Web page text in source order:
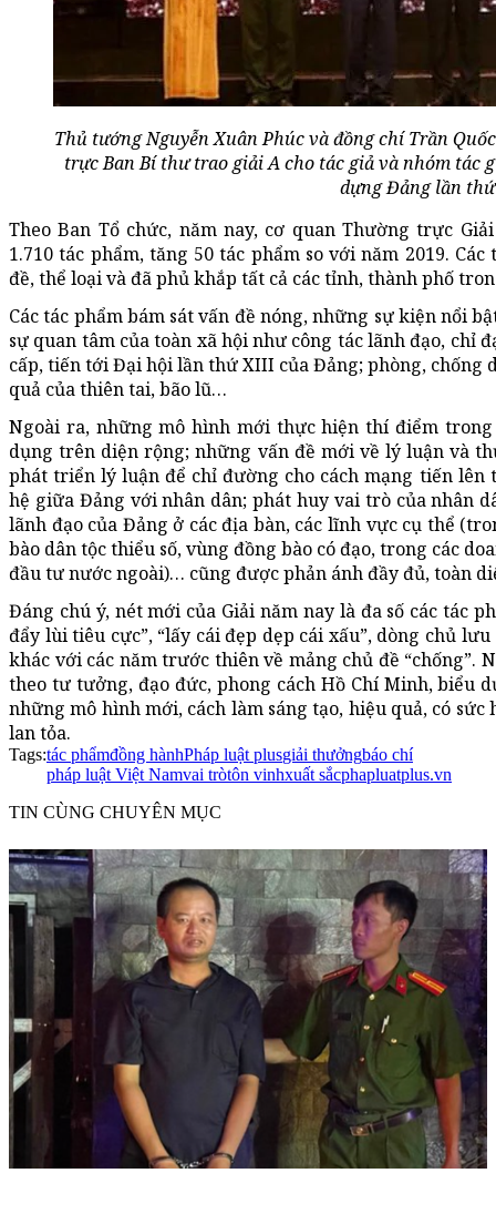
Thủ tướng Nguyễn Xuân Phúc và đồng chí Trần
trực Ban Bí thư trao giải A cho tác giả và nhóm tác
dựng Đảng lần thứ
Theo Ban Tổ chức, năm nay, cơ quan Thường trực
1.710 tác phẩm, tăng 50 tác phẩm so với năm 2019.
đề, thể loại và đã phủ khắp tất cả các tỉnh, thành phố
Các tác phẩm bám sát vấn đề nóng, những sự kiện nổi
sự quan tâm của toàn xã hội như công tác lãnh đạo, chỉ
cấp, tiến tới Đại hội lần thứ XIII của Đảng; phòng, chống
quả của thiên tai, bão lũ…
Ngoài ra, những mô hình mới thực hiện thí điểm
dụng trên diện rộng; những vấn đề mới về lý luận và
phát triển lý luận để chỉ đường cho cách mạng tiến lên
hệ giữa Đảng với nhân dân; phát huy vai trò của nhân
lãnh đạo của Đảng ở các địa bàn, các lĩnh vực cụ thể
bào dân tộc thiểu số, vùng đồng bào có đạo, trong các
đầu tư nước ngoài)… cũng được phản ánh đầy đủ, toàn
Đáng chú ý, nét mới của Giải năm nay là đa số các tác
đẩy lùi tiêu cực”, “lấy cái đẹp dẹp cái xấu”, dòng chủ
khác với các năm trước thiên về mảng chủ đề “chống”.
theo tư tưởng, đạo đức, phong cách Hồ Chí Minh, biểu
những mô hình mới, cách làm sáng tạo, hiệu quả, có
lan tỏa.
Tags:tác phẩmđồng hànhPháp luật plusgiải thưởngbáo chí
pháp luật Việt Namvai tròtôn vinhxuất sắcphapluatplus.vn
TIN CÙNG CHUYÊN MỤC